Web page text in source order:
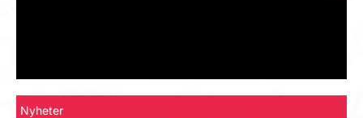
Nyheter